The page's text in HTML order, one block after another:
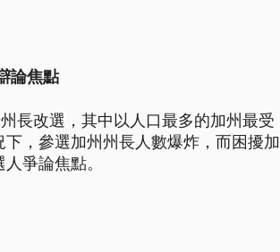
論焦點
長改選，其中以人口最多的加州最受
，參選加州州長人數爆炸，而困擾加
爭論焦點。